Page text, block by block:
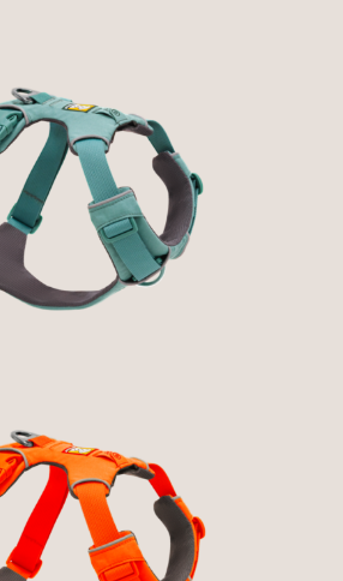
RANGE® DOG
- RIVER ROCK
- RUFFWEAR
RANGE® DOG
- BLAZE
- RUFFWEAR